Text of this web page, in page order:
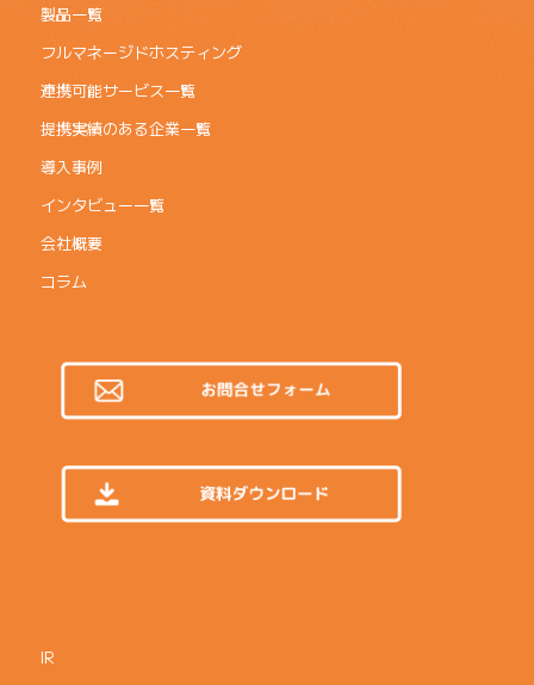
製品一覧
フルマネージドホスティング
連携可能サービス一覧
提携実績のある企業一覧
導入事例
インタビュー一覧
会社概要
コラム
IR